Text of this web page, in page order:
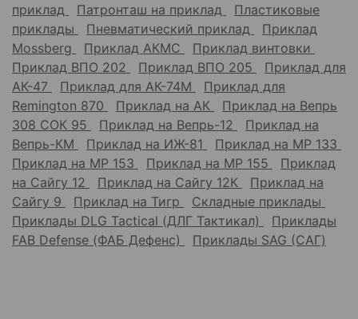
приклад
Патронташ на приклад
Пластиковые
приклады
Пневматический приклад
Приклад
Mossberg
Приклад АКМС
Приклад винтовки
Приклад ВПО 202
Приклад ВПО 205
Приклад для
АК-47
Приклад для АК-74М
Приклад для
Remington 870
Приклад на АК
Приклад на Вепрь
308 СОК 95
Приклад на Вепрь-12
Приклад на
Вепрь-КМ
Приклад на ИЖ-81
Приклад на МР 133
Приклад на МР 153
Приклад на МР 155
Приклад
на Сайгу 12
Приклад на Сайгу 12К
Приклад на
Сайгу 9
Приклад на Тигр
Складные приклады
Приклады DLG Tactical (ДЛГ Тактикал)
Приклады
FAB Defense (ФАБ Дефенс)
Приклады SAG (САГ)